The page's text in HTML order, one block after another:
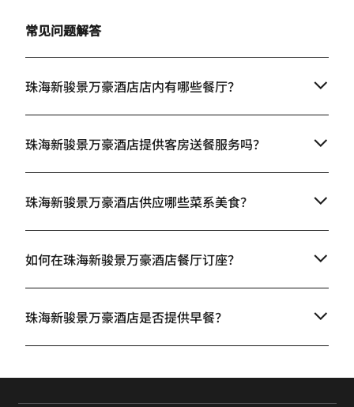
常见问题解答
珠海新骏景万豪酒店店内有哪些餐厅？
珠海新骏景万豪酒店提供客房送餐服务吗？
珠海新骏景万豪酒店供应哪些菜系美食？
如何在珠海新骏景万豪酒店餐厅订座？
珠海新骏景万豪酒店是否提供早餐？